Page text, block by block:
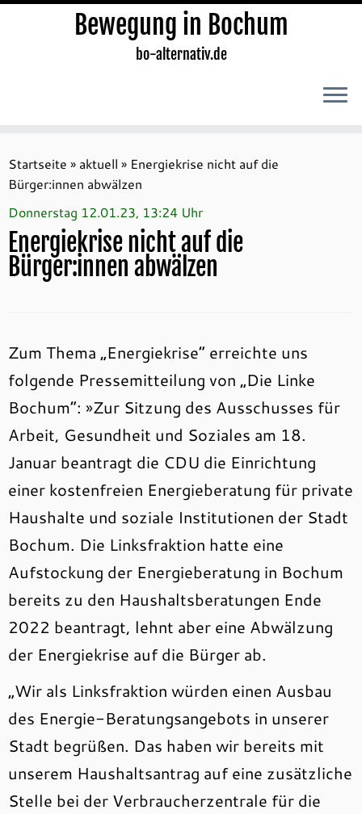
Inhalt
springen
Bewegung in Bochum
bo-alternativ.de
Startseite » aktuell » Energiekrise nicht auf die
Bürger:innen abwälzen
Donnerstag 12.01.23, 13:24 Uhr
Energiekrise nicht auf die
Bürger:innen abwälzen
Zum Thema „Energiekrise“ erreichte uns
folgende Pressemitteilung von „Die Linke
Bochum“: »Zur Sitzung des Ausschusses für
Arbeit, Gesundheit und Soziales am 18.
Januar beantragt die CDU die Einrichtung
einer kostenfreien Energieberatung für private
Haushalte und soziale Institutionen der Stadt
Bochum. Die Linksfraktion hatte eine
Aufstockung der Energieberatung in Bochum
bereits zu den Haushaltsberatungen Ende
2022 beantragt, lehnt aber eine Abwälzung
der Energiekrise auf die Bürger ab.
„Wir als Linksfraktion würden einen Ausbau
des Energie-Beratungsangebots in unserer
Stadt begrüßen. Das haben wir bereits mit
unserem Haushaltsantrag auf eine zusätzliche
Stelle bei der Verbraucherzentrale für die